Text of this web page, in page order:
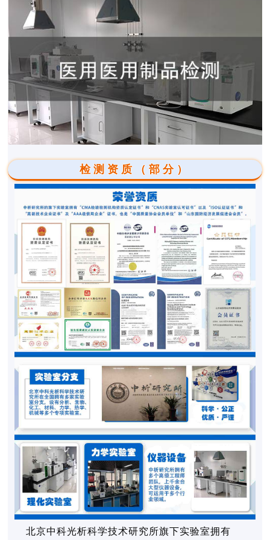
检测资质（部分）
北京中科光析科学技术研究所旗下实验室拥有